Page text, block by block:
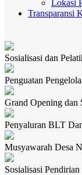
Lokasi
Transparansi
Sosialisasi dan
Penguatan
Grand Opening dan
Penyaluran BLT
Musyawarah Desa
Sosialisasi